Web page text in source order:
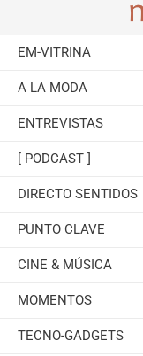
EM-VITRINA
A LA MODA
ENTREVISTAS
[ PODCAST ]
DIRECTO SENTIDOS
PUNTO CLAVE
CINE & MÚSICA
MOMENTOS
TECNO-GADGETS